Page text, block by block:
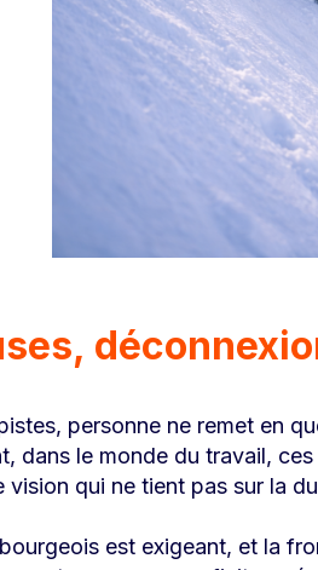
personne ne remet en
dans le monde du travail,
qui ne tient pas sur la
est exigeant, et la